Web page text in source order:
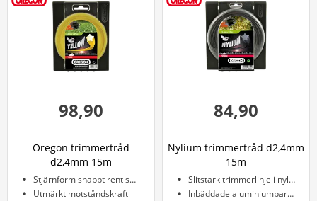
98,90
Oregon trimmertråd
d2,4mm 15m
Stjärnform snabbt rent snitt
Utmärkt motståndskraft
84,90
Nylium trimmertråd d2,4mm
15m
Slitstark trimmerlinje i nylium
Inbäddade aluminiumpartiklar